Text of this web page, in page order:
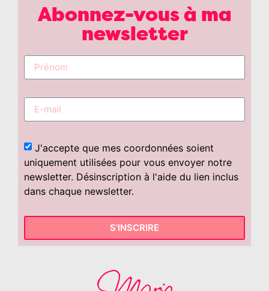
Abonnez-vous à ma
newsletter
J'accepte que mes coordonnées soient
uniquement utilisées pour vous envoyer notre
newsletter. Désinscription à l'aide du lien inclus
dans chaque newsletter.
S'INSCRIRE